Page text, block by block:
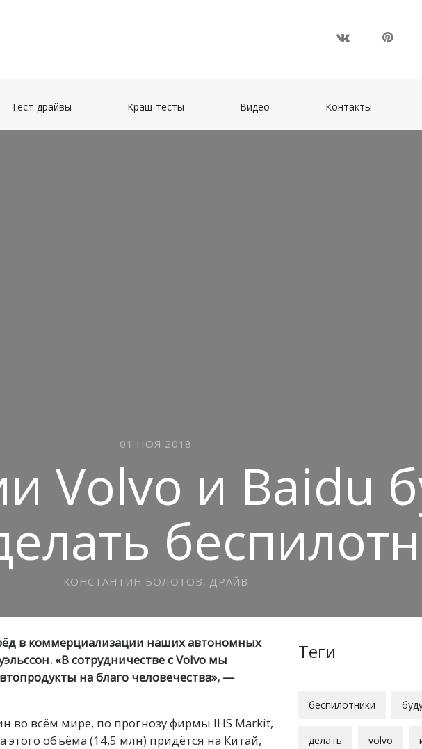
Тест-драйвы Краш-тесты Видео Контакты
01 НОЯ 2018
Volvo и Baidu
КОНСТАНТИН БОЛОТОВ, ДРАЙВ
в коммерциализации наших автономных
«В сотрудничестве с Volvo мы
на благо человечества», —
во всём мире, по прогнозу фирмы IHS Markit,
объёма (14,5 млн) придётся на Китай,
Теги
беспилотники
делать volvo